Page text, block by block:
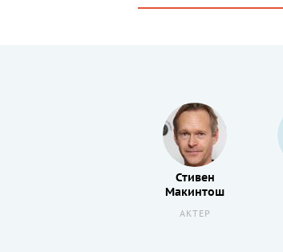
Стивен
Макинтош
АКТЕР